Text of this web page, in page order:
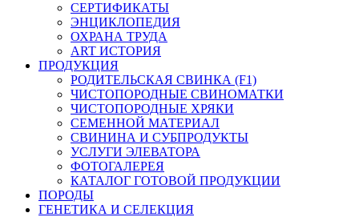
СЕРТИФИКАТЫ
ЭНЦИКЛОПЕДИЯ
ОХРАНА ТРУДА
ART ИСТОРИЯ
ПРОДУКЦИЯ
РОДИТЕЛЬСКАЯ СВИНКА (F1)
ЧИСТОПОРОДНЫЕ СВИНОМАТКИ
ЧИСТОПОРОДНЫЕ ХРЯКИ
СЕМЕННОЙ МАТЕРИАЛ
СВИНИНА И СУБПРОДУКТЫ
УСЛУГИ ЭЛЕВАТОРА
ФОТОГАЛЕРЕЯ
КАТАЛОГ ГОТОВОЙ ПРОДУКЦИИ
ПОРОДЫ
ГЕНЕТИКА И СЕЛЕКЦИЯ